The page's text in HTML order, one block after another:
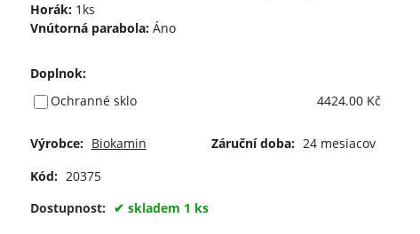
Horák: 1ks
Vnútorná parabola:Áno
Doplnok:
Ochranné sklo
4424.00 Kč
Výrobce: Biokamin Záruční doba: 24 mesiacov
Kód: 20375
Dostupnost:
skladem 1 ks